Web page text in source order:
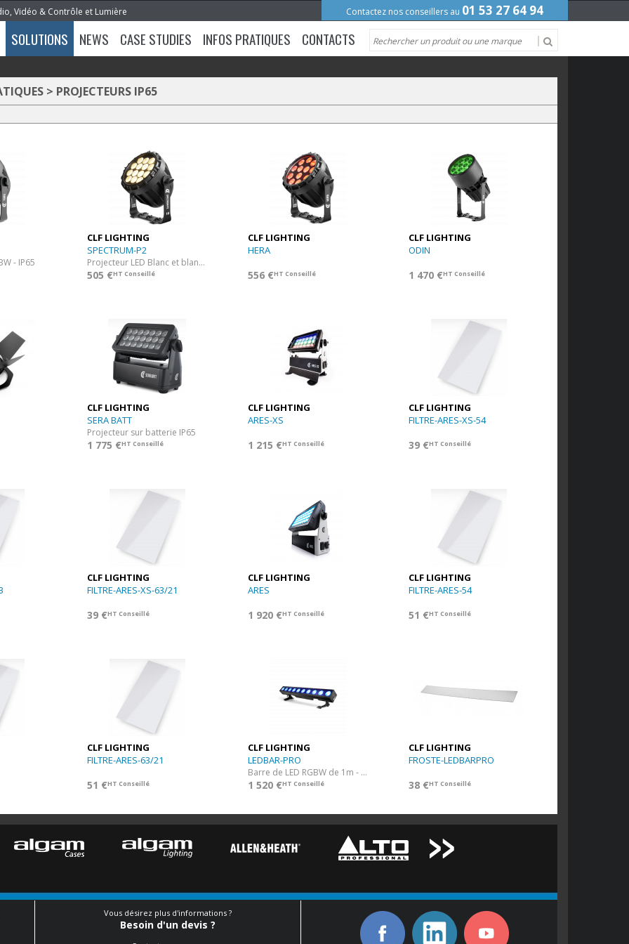
Vidéo & Contrôle et Lumière Contactez nos conseillers au 01 53 27 64 94
SOLUTIONS NEWS CASE STUDIES INFOS PRATIQUES CONTACTS
> PROJECTEURS IP65
- IP65
CLF LIGHTING
SPECTRUM-P2
Projecteur LED Blanc et blanc Chaud - IP65
505 €HT Conseillé
CLF LIGHTING
HERA
556 €HT Conseillé
CLF LIGHTING
ODIN
1 470 €HT Conseillé
CLF LIGHTING
SERA BATT
Projecteur sur batterie IP65
1 775 €HT Conseillé
CLF LIGHTING
ARES-XS
1 215 €HT Conseillé
CLF LIGHTING
FILTRE-ARES-XS-54
39 €HT Conseillé
CLF LIGHTING
FILTRE-ARES-XS-63/21
39 €HT Conseillé
CLF LIGHTING
ARES
1 920 €HT Conseillé
CLF LIGHTING
FILTRE-ARES-54
51 €HT Conseillé
CLF LIGHTING
FILTRE-ARES-63/21
51 €HT Conseillé
CLF LIGHTING
LEDBAR-PRO
Barre de LED RGBW de 1m - IP65
1 520 €HT Conseillé
CLF LIGHTING
FROSTE-LEDBARPRO
38 €HT Conseillé
Vous désirez plus d'informations ?
Besoin d'un devis ?